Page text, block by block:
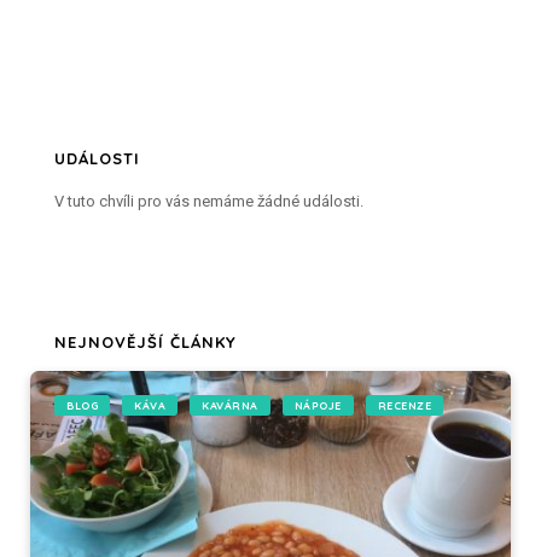
UDÁLOSTI
V tuto chvíli pro vás nemáme žádné události.
NEJNOVĚJŠÍ ČLÁNKY
BLOG KÁVA KAVÁRNA NÁPOJE RECENZE